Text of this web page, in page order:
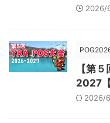
2026/
【第
2027【
2026/